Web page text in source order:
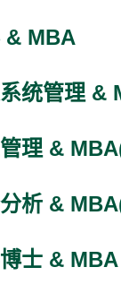
& MBA
统管理 &
理 &
析 &
士 & MBA